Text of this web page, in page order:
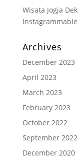
Wisata Jogja
Instagrammable
Archives
December 2023
April 2023
March 2023
February 2023
October 2022
September 2022
December 2020